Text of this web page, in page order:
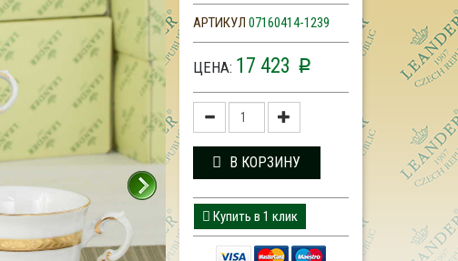
АРТИКУЛ 07160414-1239
ЦЕНА: 17 423 p
В КОРЗИНУ
Купить в 1 клик